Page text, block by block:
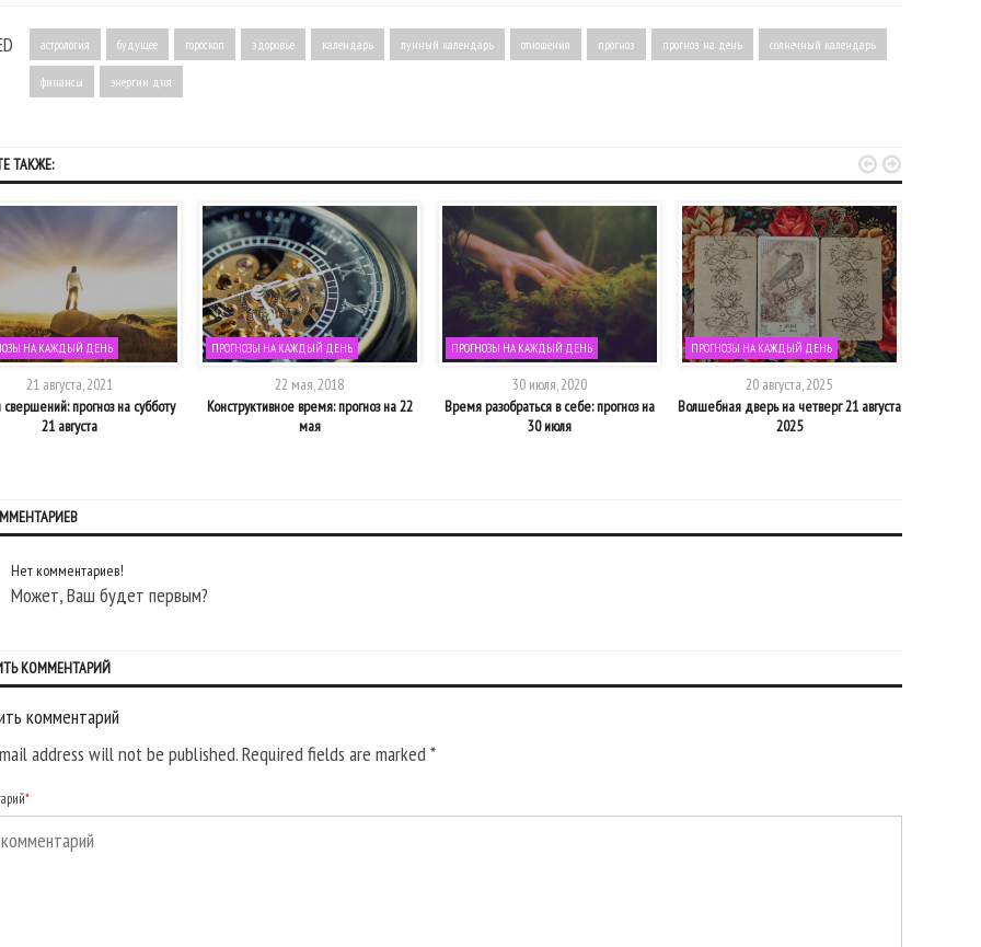
астрология будущее гороскоп здоровье календарь лунный календарь отношения прогноз прогноз на день солнечный календарь
финансы энергии дня
ТАКЖЕ:
НА КАЖДЫЙ ДЕНЬ
21 августа, 2021
прогноз на субботу
21 августа
ПРОГНОЗЫ НА КАЖДЫЙ ДЕНЬ
22 мая, 2018
Конструктивное время: прогноз на 22
мая
ПРОГНОЗЫ НА КАЖДЫЙ ДЕНЬ
30 июля, 2020
Время разобраться в себе: прогноз на
30 июля
ПРОГНОЗЫ НА КАЖДЫЙ ДЕНЬ
20 августа, 2025
Волшебная дверь на четверг 21 августа
2025
 
Нет комментариев!
Может, Ваш будет первым?
КОММЕНТАРИЙ
комментарий
address will not be published. Required fields are marked*
*